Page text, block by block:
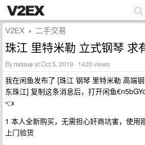
V2EX › 二手交易
珠江 里特米勒 立式钢琴 求
By nvioueat Oct 5, 2019 · 1420 views
我在闲鱼发布了 [珠江 钢琴 里特米勒 高端
东珠江] 复制这条消息后，打开闲鱼
👈
1 本人全新购买，无需担心奸商坑害，使用
上门验货